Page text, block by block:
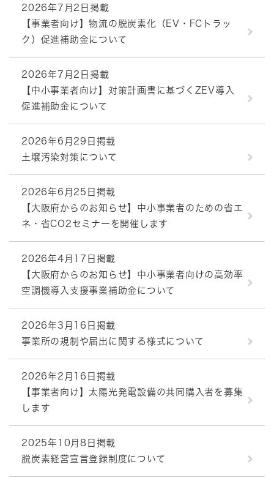
2026年7月2日掲載
【事業者向け】物流の脱炭素化（EV・FCトラッ
ク）促進補助金について
2026年7月2日掲載
【中小事業者向け】対策計画書に基づくZEV導入
促進補助金について
2026年6月29日掲載
土壌汚染対策について
2026年6月25日掲載
【大阪府からのお知らせ】中小事業者のための省エ
ネ・省CO2セミナーを開催します
2026年4月17日掲載
【大阪府からのお知らせ】中小事業者向けの高効率
空調機導入支援事業補助金について
2026年3月16日掲載
事業所の規制や届出に関する様式について
2026年2月16日掲載
【事業者向け】太陽光発電設備の共同購入者を募集
します
2025年10月8日掲載
脱炭素経営宣言登録制度について